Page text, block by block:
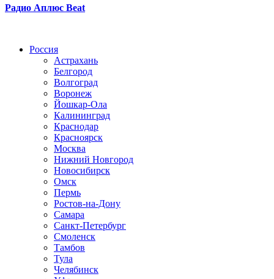
Радио Аплюс Beat
Россия
Астрахань
Белгород
Волгоград
Воронеж
Йошкар-Ола
Калининград
Краснодар
Красноярск
Москва
Нижний Новгород
Новосибирск
Омск
Пермь
Ростов-на-Дону
Самара
Санкт-Петербург
Смоленск
Тамбов
Тула
Челябинск